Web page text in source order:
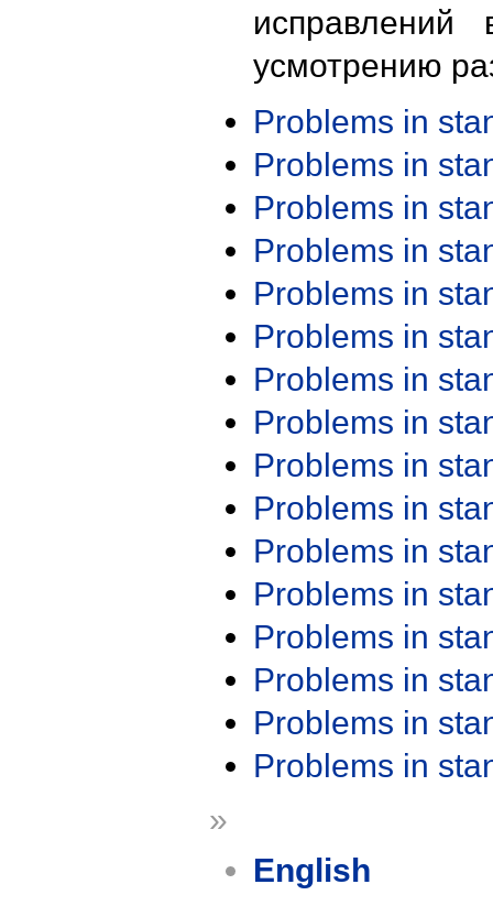
исправлений
усмотрению
Problems in
Problems in
Problems in
Problems in
Problems in
Problems in
Problems in
Problems in
Problems in
Problems in
Problems in
Problems in
Problems in
Problems in
Problems in
Problems in
»
English